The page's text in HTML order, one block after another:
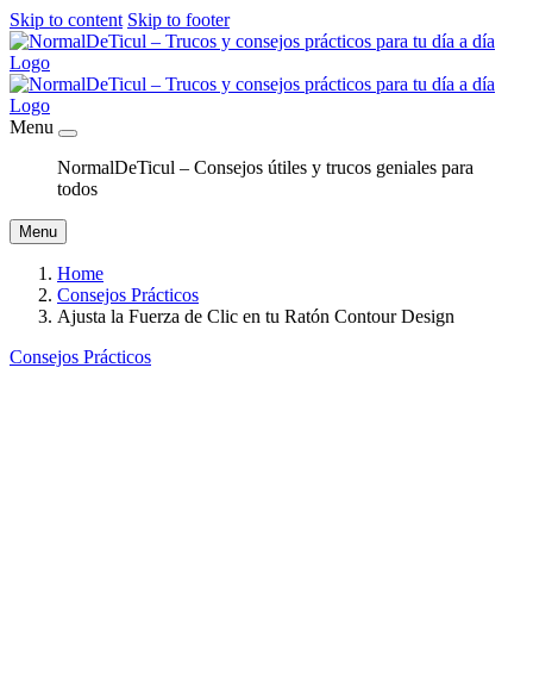
Skip to content Skip to footer
Menu
NormalDeTicul – Consejos útiles y trucos geniales para
todos
Menu
Home
Consejos Prácticos
Ajusta la Fuerza de Clic en tu Ratón Contour Design
Consejos Prácticos